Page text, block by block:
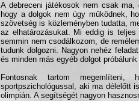
A debreceni játékosok nem csak
hogy a dolgok nem úgy működnek,
szövetség is közleményben tudatta,
az elhatározásukat. Mi eddig is
semmin nem csodálkozom, de
tudunk dolgozni. Nagyon nehéz
és minden más egyéb dolgot próbálunk
Fontosnak tartom
sportpszichológussal, aki ma délelőtt
olimpián. A segítségét nagyon